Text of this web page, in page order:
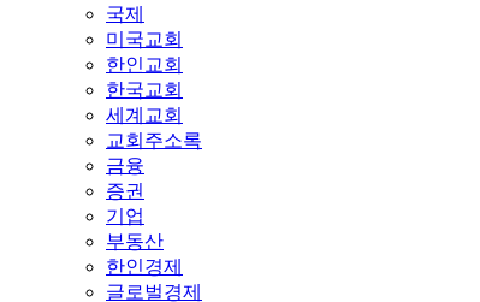
국제
미국교회
한인교회
한국교회
세계교회
교회주소록
금융
증권
기업
부동산
한인경제
글로벌경제